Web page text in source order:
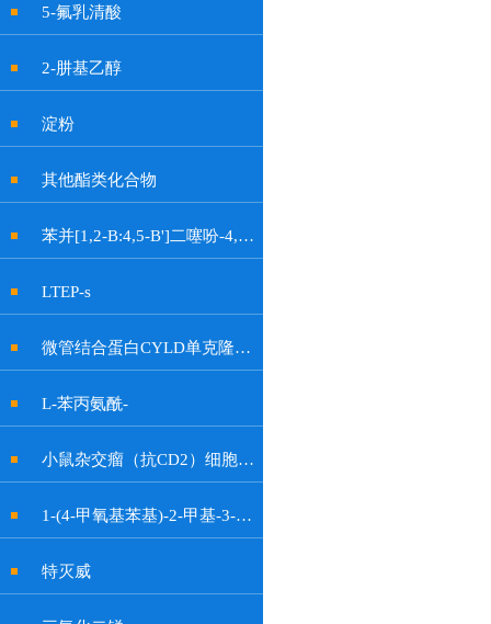
5-氟乳清酸
2-肼基乙醇
淀粉
其他酯类化合物
苯并[1,2-B:4,5-B']二噻吩-4,8-二酮
LTEP-s
微管结合蛋白CYLD单克隆抗体
L-苯丙氨酰-
小鼠杂交瘤（抗CD2）细胞OKT11
1-(4-甲氧基苯基)-2-甲基-3-硝基-1H-吲哚-6-醇
特灭威